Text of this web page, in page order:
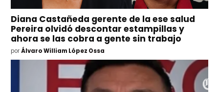
Diana Castañeda gerente de la ese salud
Pereira olvidó descontar estampillas y
ahora se las cobra a gente sin trabajo
por Álvaro William López Ossa